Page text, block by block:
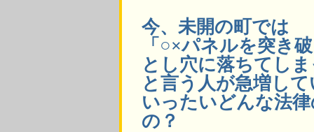
今、未開の町では
「○×パネルを突き
とし穴に落ちてし
と言う人が急増し
いったいどんな法
の？